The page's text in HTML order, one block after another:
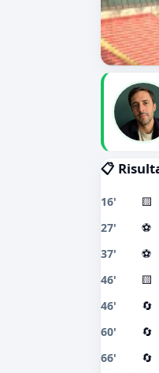
📋
16' 🟨
27' ⚽
37' ⚽
46' 🟨
46' 🔄
60' 🔄
66' 🔄